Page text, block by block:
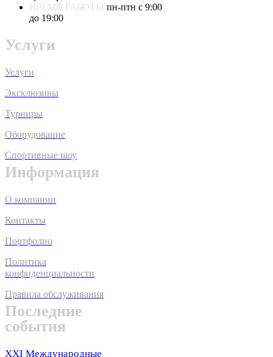
ВРЕМЯ РАБОТЫ:пн-птн с 9:00
до 19:00
Услуги
Услуги
Эксклюзивы
Турниры
Оборудование
Спортивные шоу
Информация
О компании
Контакты
Портфолио
Политика
конфиденциальности
Правила обслуживания
Последние
события
XXI Международные